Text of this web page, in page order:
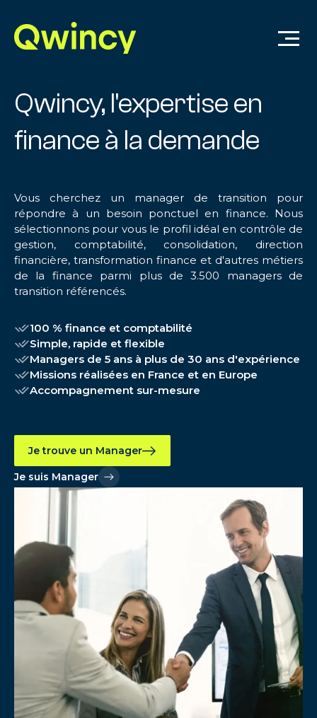
Qwincy, l'expertise en
finance à la demande
Vous cherchez un manager de transition pour
répondre à un besoin ponctuel en finance. Nous
sélectionnons pour vous le profil idéal en contrôle de
gestion, comptabilité, consolidation, direction
financière, transformation finance et d'autres métiers
de la finance parmi plus de 3.500 managers de
transition référencés.
100 % finance et comptabilité
Simple, rapide et flexible
Managers de 5 ans à plus de 30 ans d'expérience
Missions réalisées en France et en Europe
Accompagnement sur-mesure
Je trouve un Manager
Je suis Manager